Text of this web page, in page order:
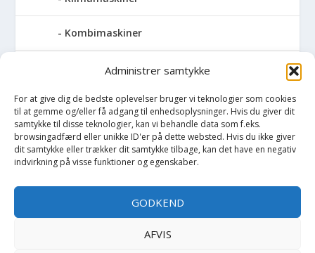
Administrer samtykke
For at give dig de bedste oplevelser bruger vi teknologier som cookies
til at gemme og/eller få adgang til enhedsoplysninger. Hvis du giver dit
samtykke til disse teknologier, kan vi behandle data som f.eks.
browsingadfærd eller unikke ID'er på dette websted. Hvis du ikke giver
dit samtykke eller trækker dit samtykke tilbage, kan det have en negativ
indvirkning på visse funktioner og egenskaber.
GODKEND
AFVIS
Kombimaskiner
Kompressor
Pressemaskiner
Save
Søjlebore- & bænkboremaskiner